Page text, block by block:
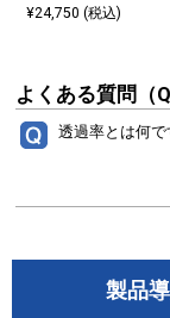
¥24,750 (税込)
よくある質問（
透過率とは何で
製品